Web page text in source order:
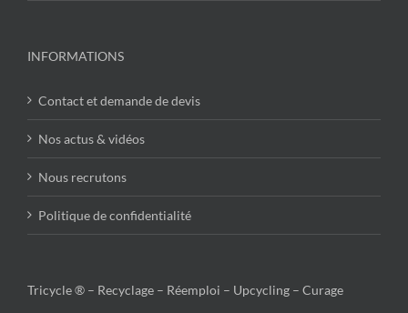
INFORMATIONS
Contact et demande de devis
Nos actus & vidéos
Nous recrutons
Politique de confidentialité
Tricycle ® – Recyclage – Réemploi – Upcycling – Curage